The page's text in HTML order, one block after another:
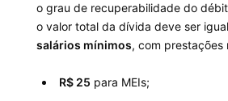
o grau de recuperabilidade do
o valor total da dívida deve ser
salários mínimos, com prestações
R$ 25 para MEIs;